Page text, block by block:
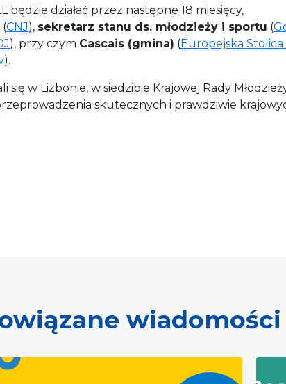
działać przez następne 18 miesięcy,
(CNJ), sekretarz stanu ds. młodzieży i sportu (
), przy czym Cascais (gmina) (Europejska Stolica
).
w Lizbonie, w siedzibie Krajowej Rady
skutecznych i prawdziwie
wiadomości